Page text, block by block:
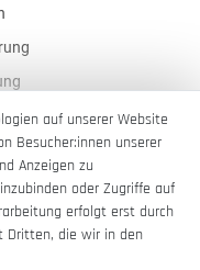
auf unserer Website
Besucher:innen unserer
Anzeigen zu
oder Zugriffe auf
erfolgt erst durch
Dritten, die wir in den